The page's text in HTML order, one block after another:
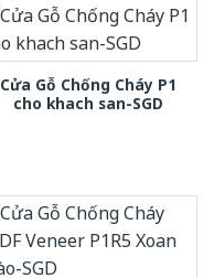
Cửa Gỗ Chống Cháy P1
cho khach san-SGD